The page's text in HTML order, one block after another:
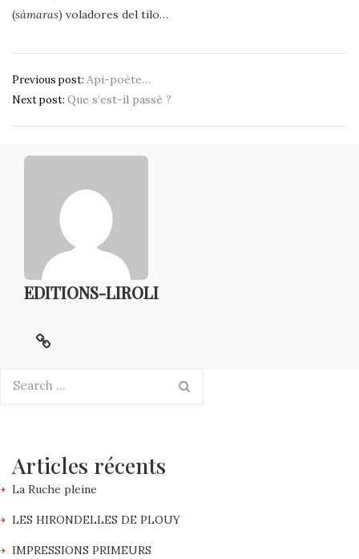
(sámaras) voladores del tilo…
Navigation
de
l’article
Previous post: Api-poète…
Next post: Que s’est-il passé ?
EDITIONS-LIROLI
Articles récents
La Ruche pleine
LES HIRONDELLES DE PLOUY
IMPRESSIONS PRIMEURS